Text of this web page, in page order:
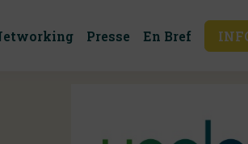
Presse En Bref